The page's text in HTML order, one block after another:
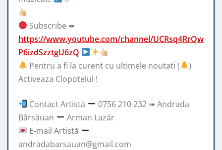
Subscribe ➠
https://www.youtube.com/channel/UCRsq4RrQw
P6izdSzztgU6zQ
Pentru a fi la curent cu ultimele noutati (
)
Activeaza Clopotelul !
Contact Artistă
0756 210 232 ➠ Andrada
Bârsăuan
Arman Lazăr
E-mail Artistă
andradabarsauan@gmail.com